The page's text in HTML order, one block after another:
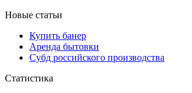
Новые статьи
Купить банер
Аренда бытовки
Субд российского производства
Статистика